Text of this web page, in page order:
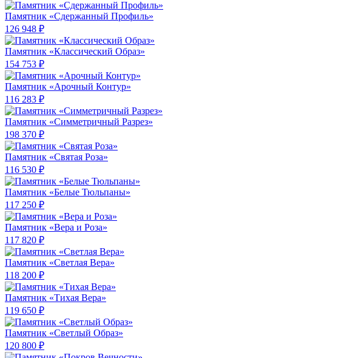
Памятник «Сдержанный Профиль»
126 948 ₽
Памятник «Классический Образ»
154 753 ₽
Памятник «Арочный Контур»
116 283 ₽
Памятник «Симметричный Разрез»
198 370 ₽
Памятник «Святая Роза»
116 530 ₽
Памятник «Белые Тюльпаны»
117 250 ₽
Памятник «Вера и Роза»
117 820 ₽
Памятник «Светлая Вера»
118 200 ₽
Памятник «Тихая Вера»
119 650 ₽
Памятник «Светлый Образ»
120 800 ₽